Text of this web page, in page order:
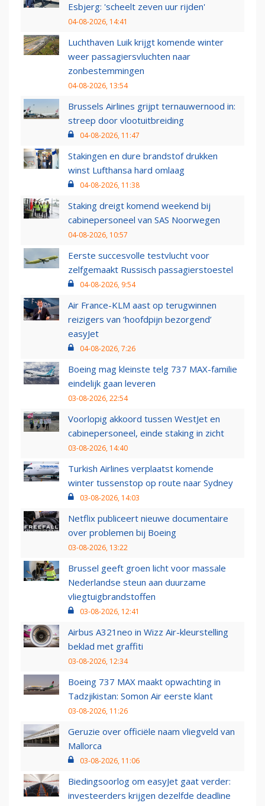
Esbjerg: 'scheelt zeven uur rijden'
04-08-2026, 14:41
Luchthaven Luik krijgt komende winter
weer passagiersvluchten naar
zonbestemmingen
04-08-2026, 13:54
Brussels Airlines grijpt ternauwernood in:
streep door vlootuitbreiding
04-08-2026, 11:47
Stakingen en dure brandstof drukken
winst Lufthansa hard omlaag
04-08-2026, 11:38
Staking dreigt komend weekend bij
cabinepersoneel van SAS Noorwegen
04-08-2026, 10:57
Eerste succesvolle testvlucht voor
zelfgemaakt Russisch passagierstoestel
04-08-2026, 9:54
Air France-KLM aast op terugwinnen
reizigers van ‘hoofdpijn bezorgend’
easyJet
04-08-2026, 7:26
Boeing mag kleinste telg 737 MAX-familie
eindelijk gaan leveren
03-08-2026, 22:54
Voorlopig akkoord tussen WestJet en
cabinepersoneel, einde staking in zicht
03-08-2026, 14:40
Turkish Airlines verplaatst komende
winter tussenstop op route naar Sydney
03-08-2026, 14:03
Netflix publiceert nieuwe documentaire
over problemen bij Boeing
03-08-2026, 13:22
Brussel geeft groen licht voor massale
Nederlandse steun aan duurzame
vliegtuigbrandstoffen
03-08-2026, 12:41
Airbus A321neo in Wizz Air-kleurstelling
beklad met graffiti
03-08-2026, 12:34
Boeing 737 MAX maakt opwachting in
Tadzjikistan: Somon Air eerste klant
03-08-2026, 11:26
Geruzie over officiële naam vliegveld van
Mallorca
03-08-2026, 11:06
Biedingsoorlog om easyJet gaat verder:
investeerders krijgen dezelfde deadline